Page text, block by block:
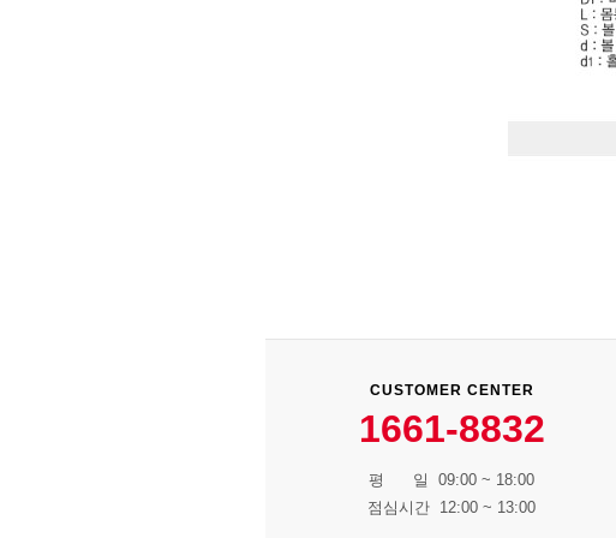
CUSTOMER CENTER
1661-8832
평 일 09:00 ~ 18:00
점심시간 12:00 ~ 13:00